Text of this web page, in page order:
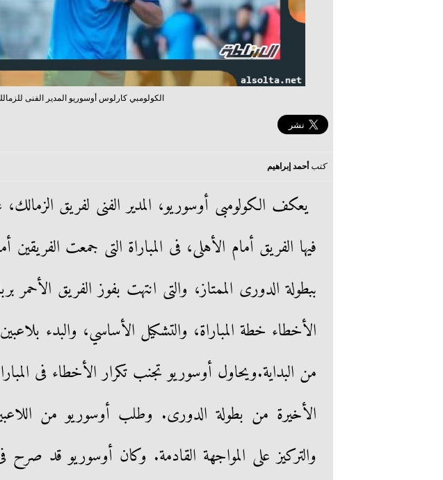
الكولومبي كارلوس أوسوريو المدير الفنى
كتب أحمد إبراهيم
يعكف الكولومبى أوسوريو، المدير الفنى لفريق
ببطولة الدورى الممتاز، والتى انتهت بفوز الفريق
الأخطاء خطة المباراة، والتشكيل الأساسي، والبدء
من البداية.ويحاول أوسوريو تجنب تكرار الأخطاء فى
الأخيرة من بطولة الدورى. وطلب أوسوريو من
والتركيز على المواجهة القادمة. وكان أوسوريو قد صرح
بث